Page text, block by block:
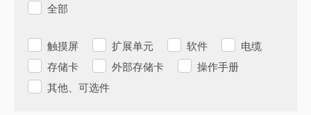
全部
触摸屏 扩展单元 软件
电缆
存储卡
外部存储卡
操作手册
其他、可选件